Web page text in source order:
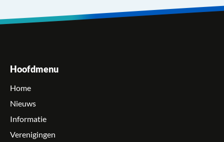
Hoofdmenu
Home
Nieuws
Informatie
Verenigingen